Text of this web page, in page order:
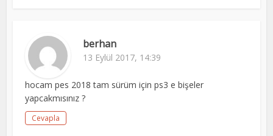
berhan
13 Eylül 2017, 14:39
hocam pes 2018 tam sürüm için ps3 e bişeler
yapcakmısınız ?
Cevapla